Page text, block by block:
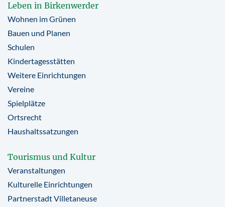
Leben in Birkenwerder
Wohnen im Grünen
Bauen und Planen
Schulen
Kindertagesstätten
Weitere Einrichtungen
Vereine
Spielplätze
Ortsrecht
Haushaltssatzungen
Tourismus und Kultur
Veranstaltungen
Kulturelle Einrichtungen
Partnerstadt Villetaneuse